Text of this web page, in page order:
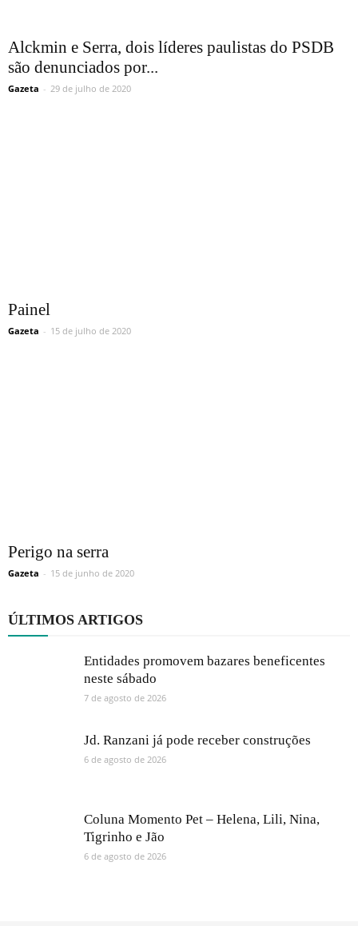
Alckmin e Serra, dois líderes paulistas do PSDB
são denunciados por...
Gazeta - 29 de julho de 2020
Painel
Gazeta - 15 de julho de 2020
Perigo na serra
Gazeta - 15 de junho de 2020
ÚLTIMOS ARTIGOS
Entidades promovem bazares beneficentes
neste sábado
7 de agosto de 2026
Jd. Ranzani já pode receber construções
6 de agosto de 2026
Coluna Momento Pet – Helena, Lili, Nina,
Tigrinho e Jão
6 de agosto de 2026